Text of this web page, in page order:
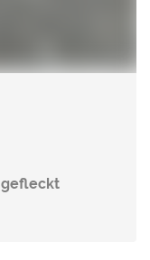
gefleckt